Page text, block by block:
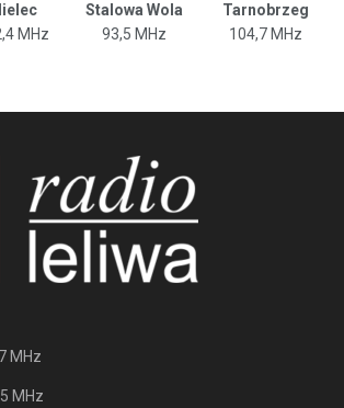
Stalowa Wola
Tarnobrzeg
MHz 93,5 MHz 104,7 MHz
MHz
MHz